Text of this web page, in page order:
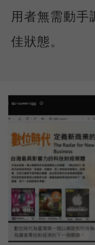
用者無需動手
佳狀態。